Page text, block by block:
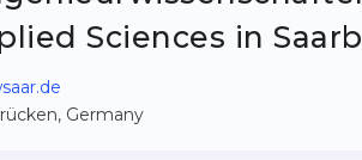
Sciences in
Germany